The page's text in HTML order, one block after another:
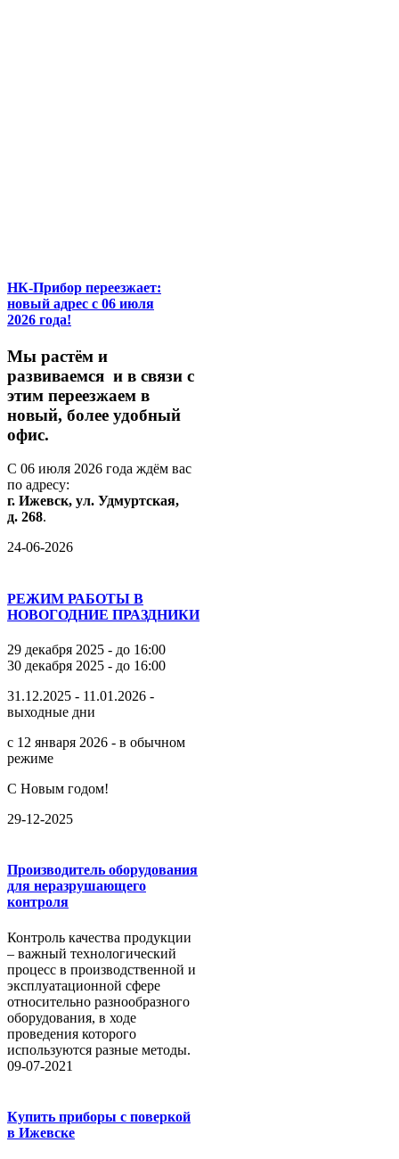
НК-Прибор переезжает:
новый адрес с 06 июля
2026 года!
Мы растём и
развиваемся и в связи с
этим переезжаем в
новый, более удобный
офис.
С 06 июля 2026 года ждём вас
по адресу:
г. Ижевск, ул. Удмуртская,
д. 268.
24-06-2026
РЕЖИМ РАБОТЫ В
НОВОГОДНИЕ ПРАЗДНИКИ
29 декабря 2025 - до 16:00
30 декабря 2025 - до 16:00
31.12.2025 - 11.01.2026 -
выходные дни
с 12 января 2026 - в обычном
режиме
С Новым годом!
29-12-2025
Производитель оборудования
для неразрушающего
контроля
Контроль качества продукции
– важный технологический
процесс в производственной и
эксплуатационной сфере
относительно разнообразного
оборудования, в ходе
проведения которого
используются разные методы.
09-07-2021
Купить приборы с поверкой
в Ижевске